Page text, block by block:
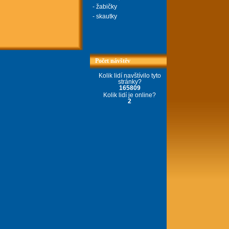
- žabičky
- skautky
Počet návštěv
Kolik lidí navštívilo tyto
stránky?
165809
Kolik lidí je online?
2